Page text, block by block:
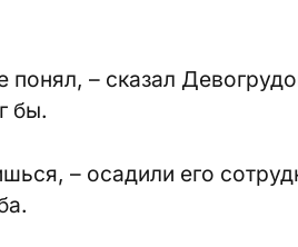
понял, – сказал
бы.
– осадили его